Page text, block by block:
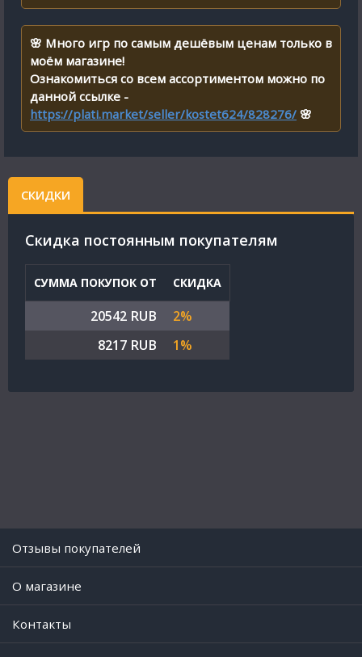
🌸 Много игр по самым дешёвым ценам только в
моём магазине!
Ознакомиться со всем ассортиментом можно по
данной ссылке -
https://plati.market/seller/kostet624/828276/ 🌸
СКИДКИ
Cкидка постоянным покупателям
СУММА ПОКУПОК ОТ СКИДКА
20542 RUB
2%
8217 RUB
1%
Отзывы покупателей
O магазине
Контакты